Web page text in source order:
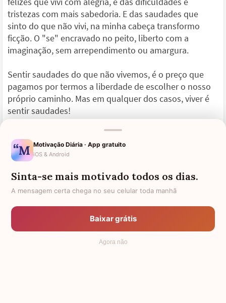
tristezas com mais sabedoria. E das saudades que
sinto do que não vivi, na minha cabeça transformo
ficção. O "se" encravado no peito, liberto com a
imaginação, sem arrependimento ou amargura.
Sentir saudades do que não vivemos, é o preço que
pagamos por termos a liberdade de escolher o nosso
próprio caminho. Mas em qualquer dos casos, viver é
sentir saudades!
Durante as nossas vidas iremos nos deparar com
muitas decisões e conflitos. Infelizmente, ou
felizmente, isto é algo inerente à vida e não podemos
considerar um absurdo, que algumas dessas escolhas
sejam vistas como erradas ou tenham sido tomadas de
Motivação Diária · App gratuito
iOS & Android
Sinta-se mais motivado todos os dias.
A mensagem certa chega no seu celular toda manhã
Baixar grátis
Agora não